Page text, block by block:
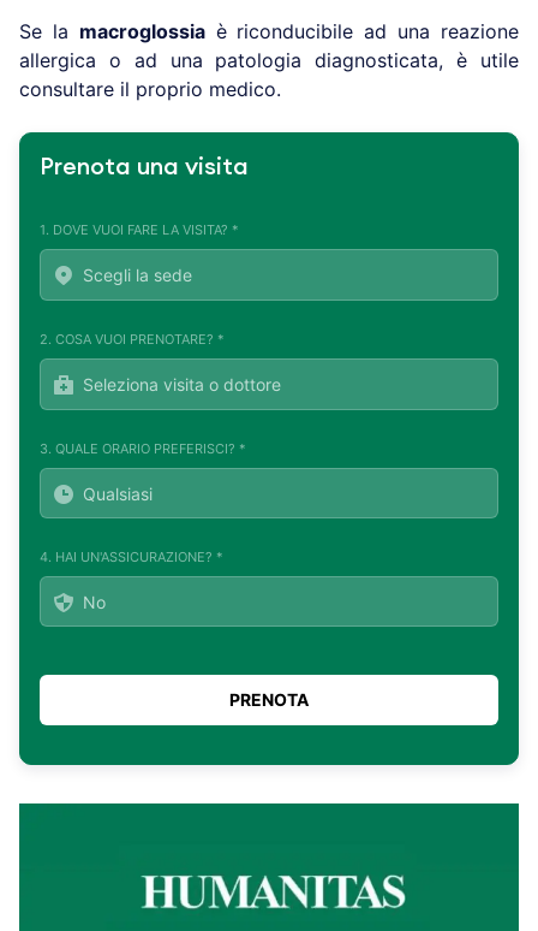
Se la macroglossiaè riconducibile ad una reazione
allergica o ad una patologia diagnosticata, è utile
consultare il proprio medico.
Prenota una visita
1. DOVE VUOI FARE LA VISITA? *
2. COSA VUOI PRENOTARE? *
3. QUALE ORARIO PREFERISCI? *
4. HAI UN'ASSICURAZIONE? *